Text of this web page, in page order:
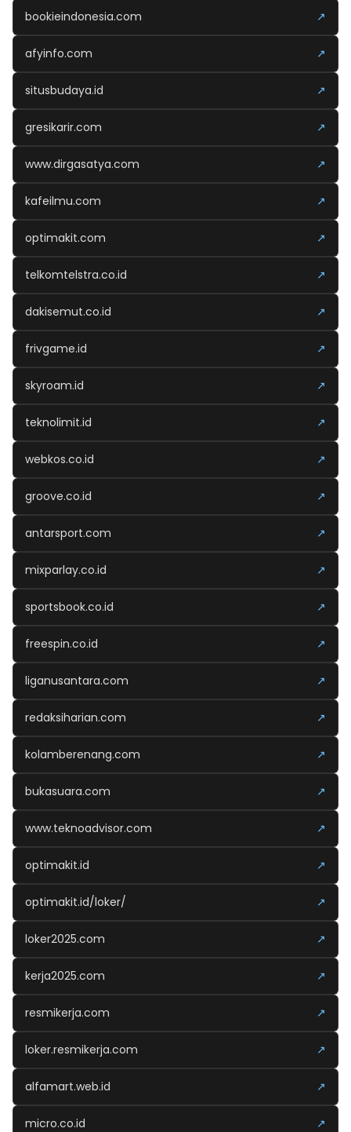
bookieindonesia.com ↗
afyinfo.com ↗
situsbudaya.id ↗
gresikarir.com ↗
www.dirgasatya.com ↗
kafeilmu.com ↗
optimakit.com ↗
telkomtelstra.co.id ↗
dakisemut.co.id ↗
frivgame.id ↗
skyroam.id ↗
teknolimit.id ↗
webkos.co.id ↗
groove.co.id ↗
antarsport.com ↗
mixparlay.co.id ↗
sportsbook.co.id ↗
freespin.co.id ↗
liganusantara.com ↗
redaksiharian.com ↗
kolamberenang.com ↗
bukasuara.com ↗
www.teknoadvisor.com ↗
optimakit.id ↗
optimakit.id/loker/ ↗
loker2025.com ↗
kerja2025.com ↗
resmikerja.com ↗
loker.resmikerja.com ↗
alfamart.web.id ↗
micro.co.id ↗